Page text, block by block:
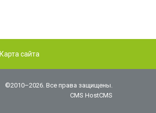
Карта сайта
©2010–2026. Все права защищены.
CMS HostCMS